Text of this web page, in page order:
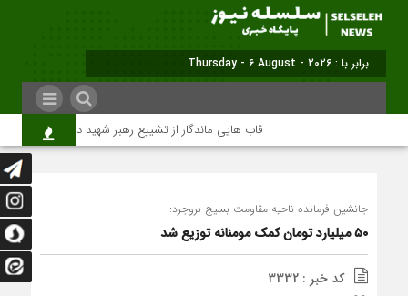
برابر با : Thursday - 6 August - 2026
قاب هایی ماندگار از تشییع رهبر شهید در تهران
جانشین فرمانده ناحیه مقاومت بسیج بروجرد:
۵۰ میلیارد تومان کمک مومنانه توزیع شد
کد خبر : 3332